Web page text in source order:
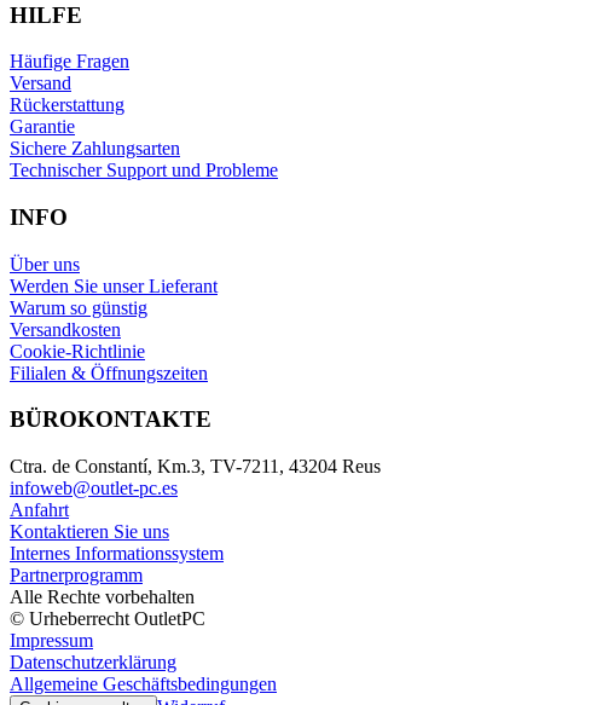
HILFE
Häufige Fragen
Versand
Rückerstattung
Garantie
Sichere Zahlungsarten
Technischer Support und Probleme
INFO
Über uns
Werden Sie unser Lieferant
Warum so günstig
Versandkosten
Cookie-Richtlinie
Filialen & Öffnungszeiten
BÜROKONTAKTE
Ctra. de Constantí, Km.3, TV-7211, 43204 Reus
infoweb@outlet-pc.es
Anfahrt
Kontaktieren Sie uns
Internes Informationssystem
Partnerprogramm
Alle Rechte vorbehalten
© Urheberrecht OutletPC
Impressum
Datenschutzerklärung
Allgemeine Geschäftsbedingungen